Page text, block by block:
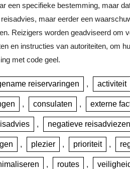
een specifieke bestemming, maar
maar eerder een
Reizigers worden geadviseerd om
en instructies van autoriteiten, om
met code geel.
reiservaringen , activiteit
, consulaten , externe
, negatieve reisadviezen
, plezier , prioriteit ,
, routes ,